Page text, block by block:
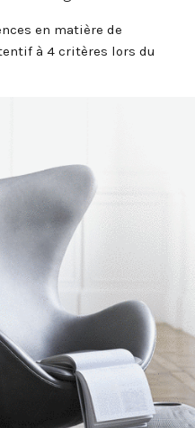
en matière de
à 4 critères lors du